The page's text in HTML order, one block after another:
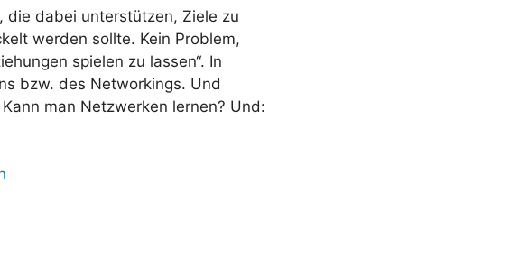
die dabei unterstützen, Ziele zu
werden sollte. Kein Problem,
spielen zu lassen“. In
bzw. des Networkings. Und
man Netzwerken lernen? Und: